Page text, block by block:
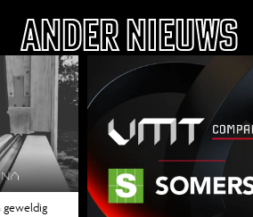
ANDER NIEUWS
geweldig